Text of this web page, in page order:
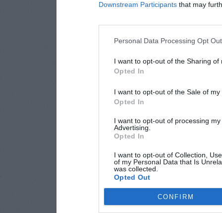
Downstream Participants that may
Personal Data Processing Opt
I want to opt-out of the Sharing of
Opted In
I want to opt-out of the Sale of
Opted In
I want to opt-out of processing
Advertising.
Opted In
I want to opt-out of Collection,
of my Personal Data that Is
was collected.
Opted Out
CONFIRM